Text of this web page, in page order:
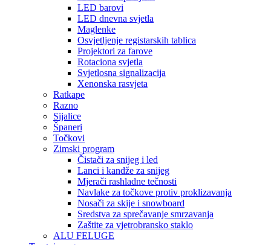
LED barovi
LED dnevna svjetla
Maglenke
Osvjetljenje registarskih tablica
Projektori za farove
Rotaciona svjetla
Svjetlosna signalizacija
Xenonska rasvjeta
Ratkape
Razno
Sijalice
Španeri
Točkovi
Zimski program
Čistači za snijeg i led
Lanci i kandže za snijeg
Mjerači rashladne tečnosti
Navlake za točkove protiv proklizavanja
Nosači za skije i snowboard
Sredstva za sprečavanje smrzavanja
Zaštite za vjetrobransko staklo
ALU FELUGE